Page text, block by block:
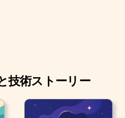
技術ストーリー